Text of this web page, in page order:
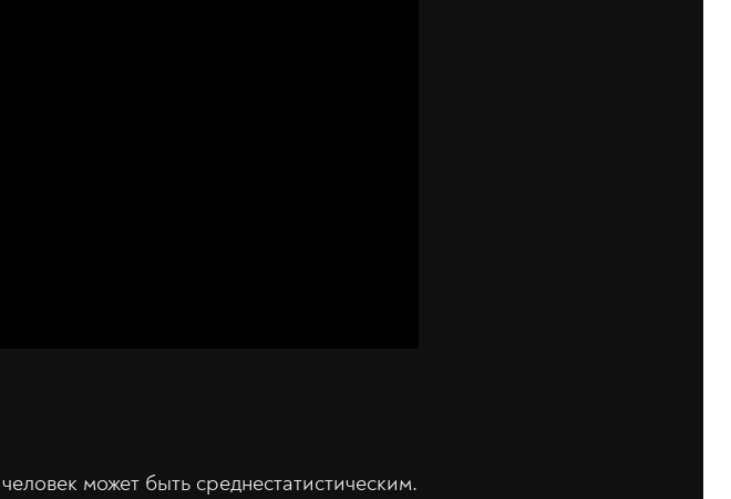
может быть среднестатистическим.